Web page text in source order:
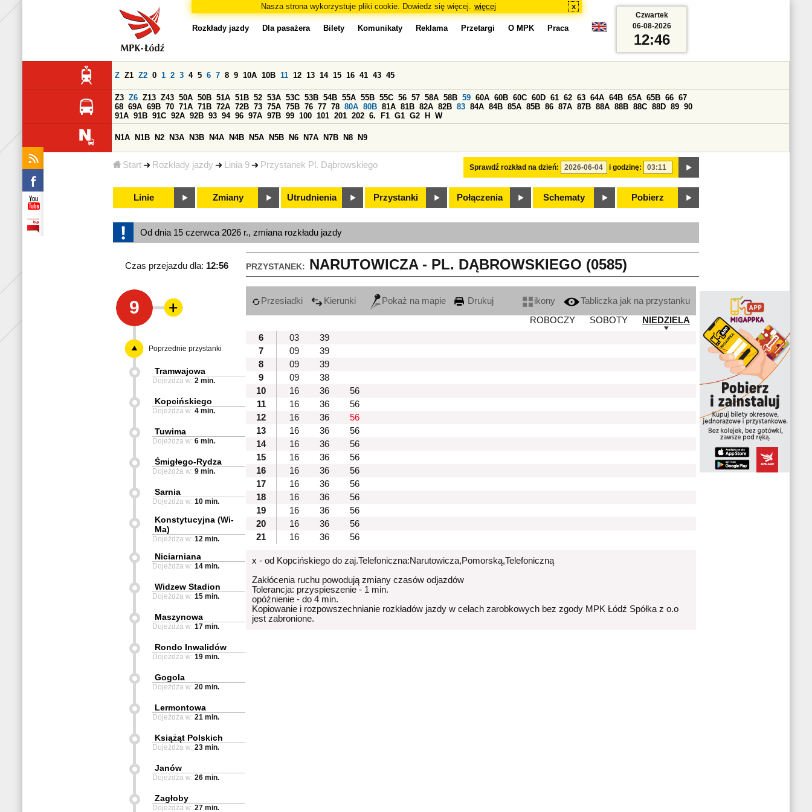
Nasza strona wykorzystuje pliki cookie. Dowiedz się więcej. więcej x
Start Rozkłady jazdy Linia 9 Przystanek Pl. Dąbrowskiego
Rozkłady jazdy Dla pasażera Bilety Komunikaty Reklama Przetargi O MPK Praca
Sprawdź rozkład na dzień: i godzinę:
Z Z1 Z2 0 1 2 3 4 5 6 7 8 9 10A 10B 11 12 13 14 15 16 41 43 45
Z3 Z6 Z13 Z43 50A 50B 51A 51B 52 53A 53C 53B 54B 55A 55B 55C 56 57 58A 58B 59 60A 60B 60C 60D 61 62 63 64A 64B 65A 65B 66 67
68 69A 69B 70 71A 71B 72A 72B 73 75A 75B 76 77 78 80A 80B 81A 81B 82A 82B 83 84A 84B 85A 85B 86 87A 87B 88A 88B 88C 88D 89 90
91A 91B 91C 92A 92B 93 94 96 97A 97B 99 100 101 201 202 6. F1 G1 G2 H W
N1A N1B N2 N3A N3B N4A N4B N5A N5B N6 N7A N7B N8 N9
Linie Zmiany Utrudnienia Przystanki Połączenia Schematy Pobierz
Czwartek
06-08-2026
12:46
Od dnia 15 czerwca 2026 r., zmiana rozkładu jazdy
PRZYSTANEK: NARUTOWICZA - PL. DĄBROWSKIEGO (0585)
Czas przejazdu dla: 12:56
9 Przesiadki Kierunki Pokaż na mapie Drukuj ikony
Tabliczka jak na przystanku
ROBOCZY
SOBOTY
NIEDZIELA
6
03
39
7
09
39
8
09
39
9
09
38
10
16 36
56
11
16 36
56
12
16 36
56
13
16 36
56
14
16 36
56
15
16 36
56
16
16 36
56
17
16 36
56
18
16 36
56
19
16 36
56
20
16 36
56
21
16 36 56
x - od Kopcińskiego do zaj.Telefoniczna:Narutowicza,Pomorską,Telefoniczną
Zakłócenia ruchu powodują zmiany czasów odjazdów
Tolerancja: przyspieszenie - 1 min.
opóźnienie - do 4 min.
Kopiowanie i rozpowszechnianie rozkładów jazdy w celach zarobkowych bez zgody MPK Łódź Spółka z o.o
jest zabronione.
Poprzednie przystanki
Tramwajowa
Dojeżdża w: 2 min.
Kopcińskiego
Dojeżdża w: 4 min.
Tuwima
Dojeżdża w: 6 min.
Śmigłego-Rydza
Dojeżdża w: 9 min.
Sarnia
Dojeżdża w: 10 min.
Konstytucyjna (Wi-
Ma)
Dojeżdża w: 12 min.
Niciarniana
Dojeżdża w: 14 min.
Widzew Stadion
Dojeżdża w: 15 min.
Maszynowa
Dojeżdża w: 17 min.
Rondo Inwalidów
Dojeżdża w: 19 min.
Gogola
Dojeżdża w: 20 min.
Lermontowa
Dojeżdża w: 21 min.
Książąt Polskich
Dojeżdża w: 23 min.
Janów
Dojeżdża w: 26 min.
Zagłoby
Dojeżdża w: 27 min.